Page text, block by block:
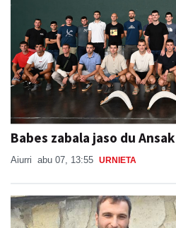
Babes zabala jaso du Ansak
Aiurri abu 07, 13:55 URNIETA